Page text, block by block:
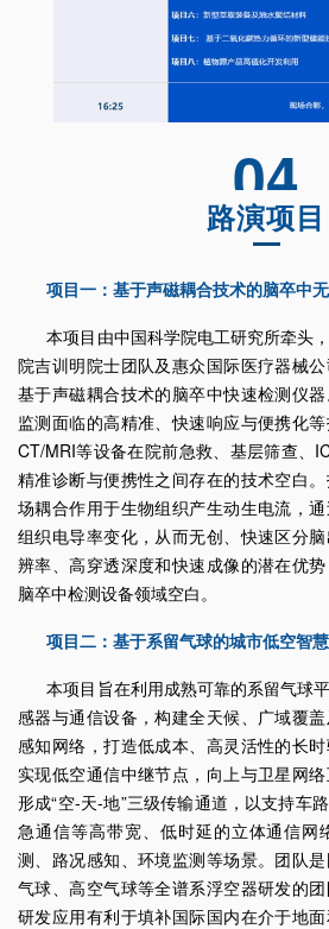
04
路演项目
项目一：基于声磁耦合技术的脑卒中
本项目由中国科学院电工研究所牵头
院吉训明院士团队及惠众国际医疗器械
基于声磁耦合技术的脑卒中快速检测仪
监测面临的高精准、快速响应与便携化
CT/MRI等设备在院前急救、基层筛查、
精准诊断与便携性之间存在的技术空白
场耦合作用于生物组织产生动生电流，
组织电导率变化，从而无创、快速区分
辨率、高穿透深度和快速成像的潜在优
脑卒中检测设备领域空白。
项目二：基于系留气球的城市低空智
本项目旨在利用成熟可靠的系留气球
感器与通信设备，构建全天候、广域覆
感知网络，打造低成本、高灵活性的长
实现低空通信中继节点，向上与卫星网
形成“空-天-地”三级传输通道，以支持车
急通信等高带宽、低时延的立体通信网
测、路况感知、环境监测等场景。团队
气球、高空气球等全谱系浮空器研发的
研发应用有利于填补国际国内在介于地